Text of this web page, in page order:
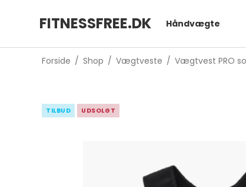
FITNESSFREE.DK Håndvægte
Forside / Shop / Vægtveste / Vægtvest PRO
TILBUD UDSOLGT